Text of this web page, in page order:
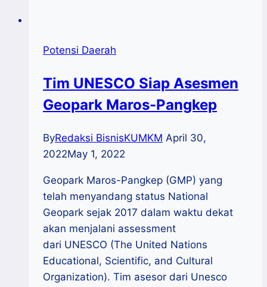
Potensi Daerah
Tim UNESCO Siap Asesmen
Geopark Maros-Pangkep
ByRedaksi BisnisKUMKM April 30,
2022May 1, 2022
Geopark Maros-Pangkep (GMP) yang
telah menyandang status National
Geopark sejak 2017 dalam waktu dekat
akan menjalani assessment
dari UNESCO (The United Nations
Educational, Scientific, and Cultural
Organization). Tim asesor dari Unesco